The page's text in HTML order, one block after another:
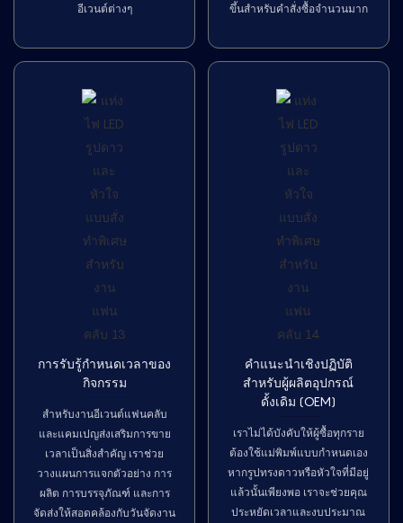
อีเวนต์ต่างๆ
ขึ้นสำหรับคำสั่งซื้อจำนวนมาก
การรับรู้กำหนดเวลาของ
กิจกรรม
สำหรับงานอีเวนต์แฟนคลับ
และแคมเปญส่งเสริมการขาย
เวลาเป็นสิ่งสำคัญ เราช่วย
วางแผนการแจกตัวอย่าง การ
ผลิต การบรรจุภัณฑ์ และการ
จัดส่งให้สอดคล้องกับวันจัดงาน
คำแนะนำเชิงปฏิบัติ
สำหรับผู้ผลิตอุปกรณ์
ดั้งเดิม (OEM)
เราไม่ได้บังคับให้ผู้ซื้อทุกราย
ต้องใช้แม่พิมพ์แบบกำหนดเอง
หากรูปทรงดาวหรือหัวใจที่มีอยู่
แล้วนั้นเพียงพอ เราจะช่วยคุณ
ประหยัดเวลาและงบประมาณ